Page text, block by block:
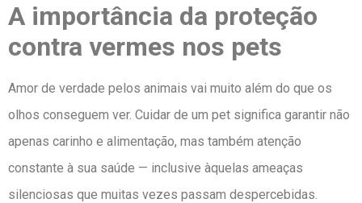
A importância da proteção
contra vermes nos pets
Amor de verdade pelos animais vai muito além do que os
olhos conseguem ver. Cuidar de um pet significa garantir não
apenas carinho e alimentação, mas também atenção
constante à sua saúde — inclusive àquelas ameaças
silenciosas que muitas vezes passam despercebidas.